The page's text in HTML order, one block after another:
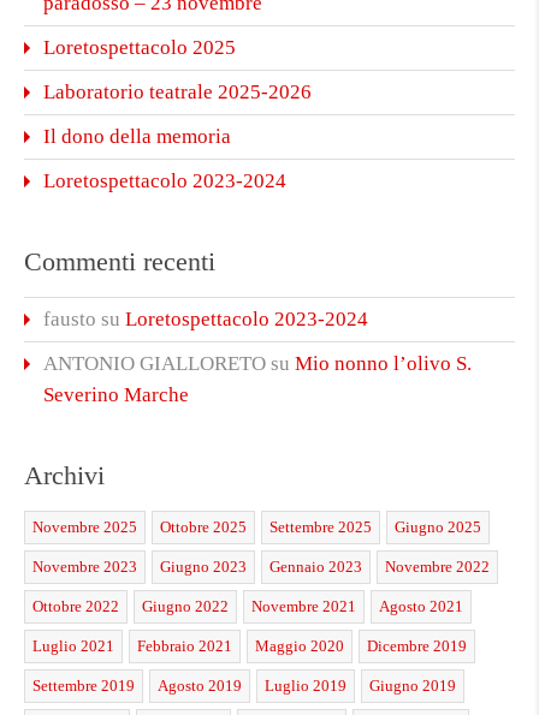
Loretospettacolo 2025
Laboratorio teatrale 2025-2026
Il dono della memoria
Loretospettacolo 2023-2024
Commenti recenti
fausto su Loretospettacolo 2023-2024
ANTONIO GIALLORETO su Mio nonno l’olivo S.
Severino Marche
Archivi
Novembre 2025 Ottobre 2025 Settembre 2025 Giugno 2025
Novembre 2023 Giugno 2023 Gennaio 2023 Novembre 2022
Ottobre 2022 Giugno 2022 Novembre 2021 Agosto 2021
Luglio 2021 Febbraio 2021 Maggio 2020 Dicembre 2019
Settembre 2019 Agosto 2019 Luglio 2019 Giugno 2019